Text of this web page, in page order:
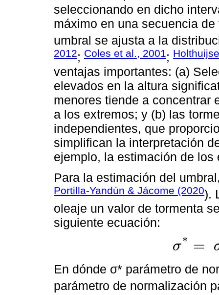
seleccionando en dicho
máximo en una secuencia
umbral se ajusta a la
2012; Coles et al., 2001;
ventajas importantes: (a)
elevados en la altura
menores tiende a concentrar
a los extremos; y (b) las
independientes, que
simplifican la interpretación
ejemplo, la estimación de
Para la estimación del
Portilla-Yandún & Jácome (2020).
oleaje un valor de tormenta
siguiente ecuación:
σ* =
σ* - κ
En dónde σ* parámetro de
parámetro de normalización